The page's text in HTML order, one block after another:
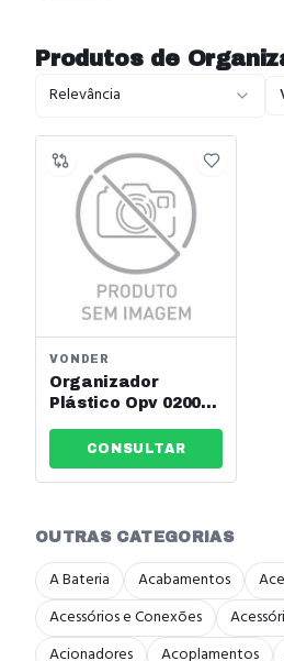
Produtos de
Relevância
VONDER
Organizador
Plástico Opv 0200
6108200000
CONSULTAR
OUTRAS CATEGORIAS
A Bateria Acabamentos
Acessórios e Conexões
Acionadores
Acoplamentos